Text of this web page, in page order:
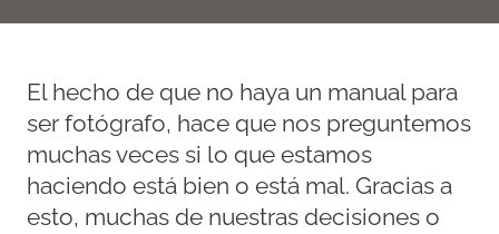
El hecho de que no haya un manual para
ser fotógrafo, hace que nos preguntemos
muchas veces si lo que estamos
haciendo está bien o está mal. Gracias a
esto, muchas de nuestras decisiones o